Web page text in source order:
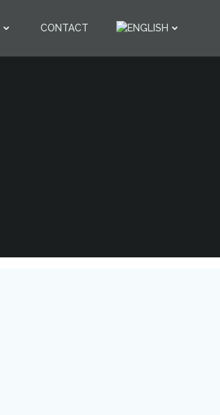
CONTACT